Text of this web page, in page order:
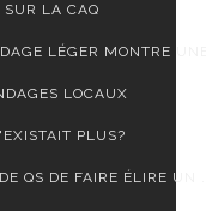
LA CAQ
LÉGER MONTRE
LOCAUX
PLUS?
QS DE FAIRE ÉLIRE UN